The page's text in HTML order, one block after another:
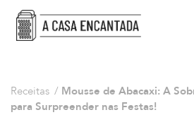
Receitas / Mousse de Abacaxi: A
para Surpreender nas Festas!